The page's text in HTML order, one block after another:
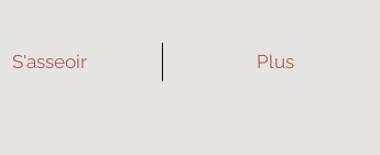
S'asseoir Plus